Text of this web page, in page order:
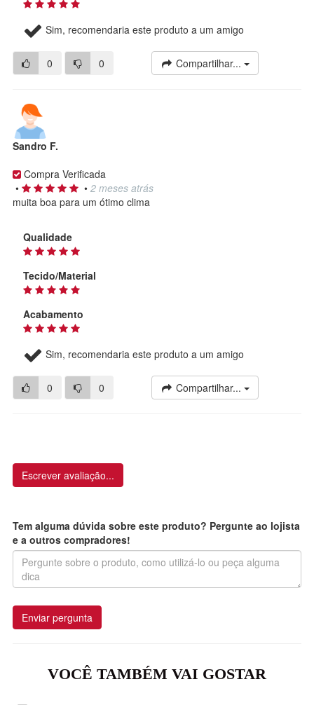
Sim, recomendaria este produto a um amigo
0 0 Compartilhar...
Sandro F.
Compra Verificada
•
• 2 meses atrás
muita boa para um ótimo clima
Qualidade
Tecido/Material
Acabamento
Sim, recomendaria este produto a um amigo
0 0 Compartilhar...
Escrever avaliação...
Tem alguma dúvida sobre este produto? Pergunte ao lojista
e a outros compradores!
Enviar pergunta
VOCÊ TAMBÉM VAI GOSTAR